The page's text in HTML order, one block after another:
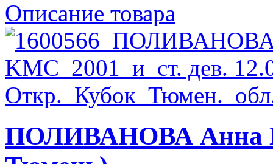
Описание товара
ПОЛИВАНОВА Анна